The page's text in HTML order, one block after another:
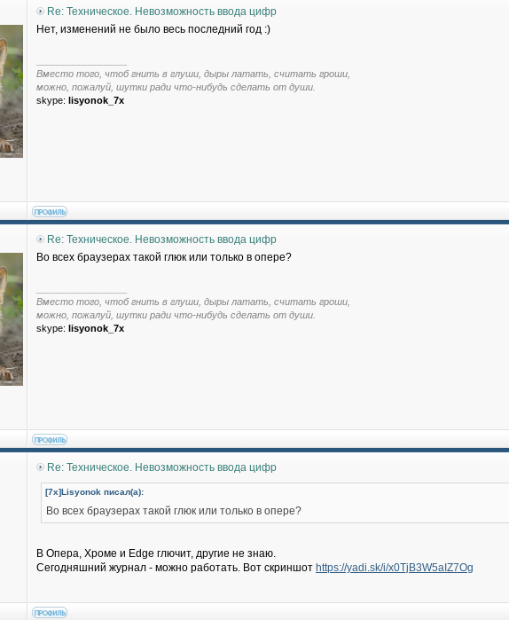
Re: Техническое. Невозможность ввода цифр
Нет, изменений не было весь последний год :)
Вместо того, чтоб гнить в глуши, дыры латать, считать гроши,
можно, пожалуй, шутки ради что-нибудь сделать от души.
skype: lisyonok_7x
Re: Техническое. Невозможность ввода цифр
Во всех браузерах такой глюк или только в опере?
Вместо того, чтоб гнить в глуши, дыры латать, считать гроши,
можно, пожалуй, шутки ради что-нибудь сделать от души.
skype: lisyonok_7x
Re: Техническое. Невозможность ввода цифр
[7x]Lisyonok писал(а):
Во всех браузерах такой глюк или только в опере?
В Опера, Хроме и Edge глючит, другие не знаю.
Сегодняшний журнал - можно работать. Вот скриншот https://yadi.sk/i/x0TjB3W5aIZ7Og